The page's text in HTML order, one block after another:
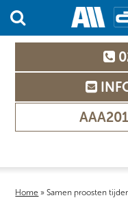
Home »Samen proosten